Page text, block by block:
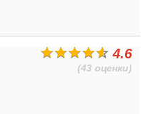
4.6
(43 оценки)